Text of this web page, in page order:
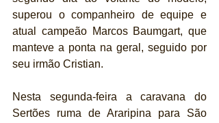
superou o companheiro de equipe e
atual campeão Marcos Baumgart, que
manteve a ponta na geral, seguido por
seu irmão Cristian.
Nesta segunda-feira a caravana do
Sertões ruma de Araripina para São